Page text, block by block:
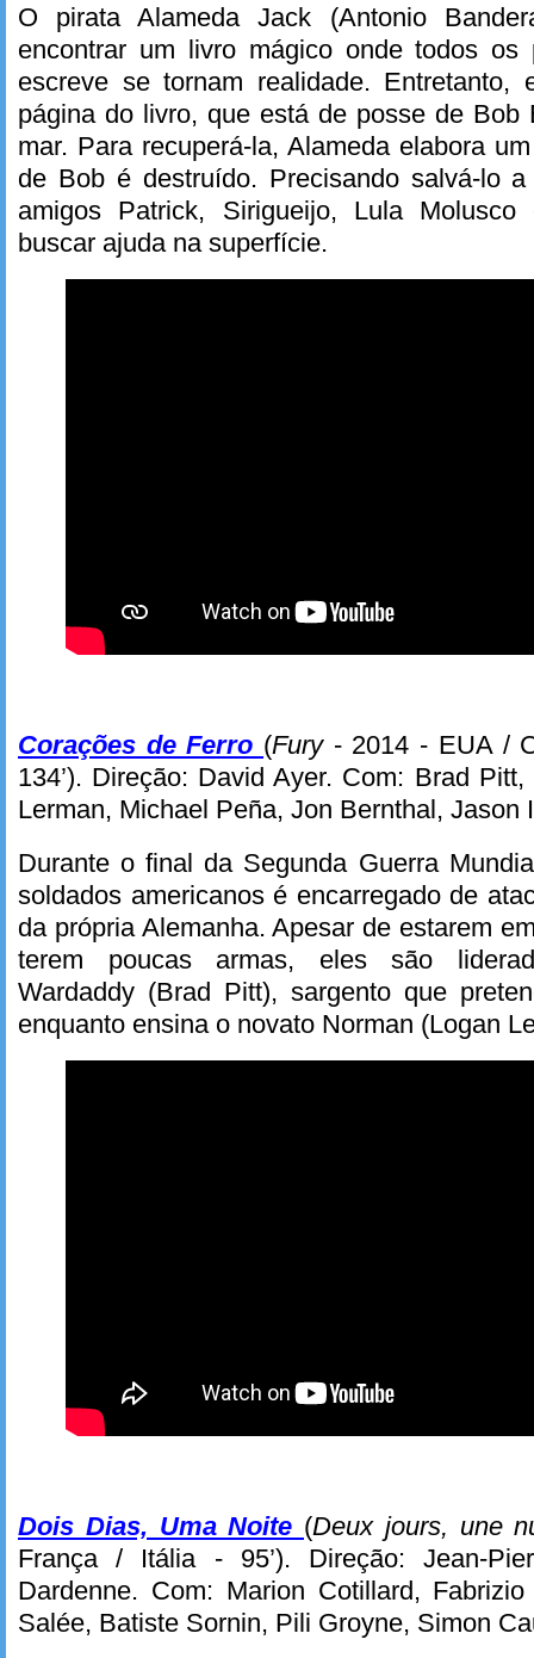
O pirata Alameda Jack (Antonio
encontrar um livro mágico onde todos os
escreve se tornam realidade. Entretanto,
página do livro, que está de posse de Bob
mar. Para recuperá-la, Alameda elabora
de Bob é destruído. Precisando salvá-lo
amigos Patrick, Sirigueijo, Lula Molusco
buscar ajuda na superfície.
Corações de Ferro (Fury- 2014 - EUA /
134’). Direção: David Ayer. Com: Brad
Lerman, Michael Peña, Jon Bernthal, Jason
Durante o final da Segunda Guerra
soldados americanos é encarregado de
da própria Alemanha. Apesar de estarem
terem poucas armas, eles são
Wardaddy (Brad Pitt), sargento que
enquanto ensina o novato Norman (Logan
Dois Dias, Uma Noite (Deux jours, une
França / Itália - 95’). Direção: Jean-
Dardenne. Com: Marion Cotillard,
Salée, Batiste Sornin, Pili Groyne, Simon